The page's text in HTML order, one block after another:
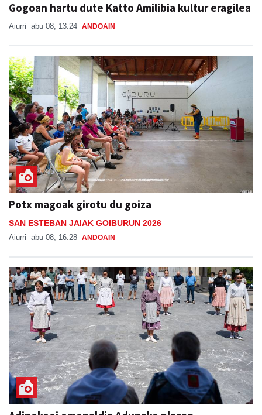
Gogoan hartu dute Katto Amilibia kultur eragilea
Aiurri abu 08, 13:24 ANDOAIN
Potx magoak girotu du goiza
SAN ESTEBAN JAIAK GOIBURUN 2026
Aiurri abu 08, 16:28 ANDOAIN